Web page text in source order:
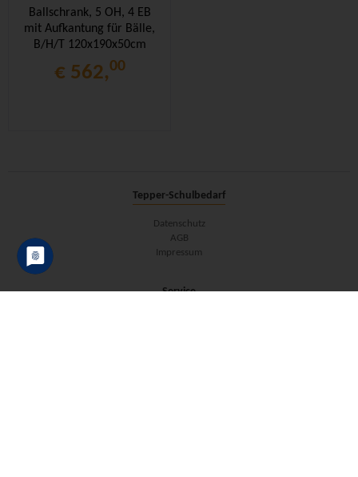
Ballschrank, 5 OH, 4 EB
mit Aufkantung für Bälle,
B/H/T 120x190x50cm
€ 562,00
Tepper-Schulbedarf
Datenschutz
AGB
Impressum
Service